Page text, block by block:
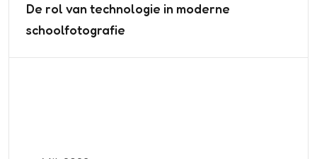
De rol van technologie in moderne
schoolfotografie